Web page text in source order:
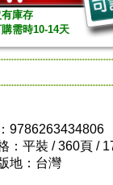
庫存
需時10-14天
9786263434806
：平裝 / 360頁 /
地：台灣